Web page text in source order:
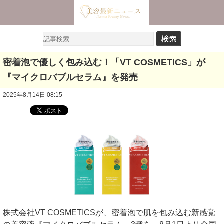
密着泡で優しく包み込む！「VT COSMETICS」が
『マイクロバブルセラム』を発売
2025年8月14日 08:15
株式会社VT COSMETICSが、密着泡で肌を包み込む新感覚